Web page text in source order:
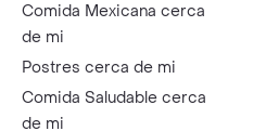
Comida Mexicana cerca
de mi
Postres cerca de mi
Comida Saludable cerca
de mi